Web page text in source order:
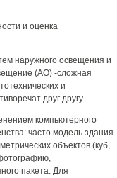
и оценка
наружного освещения и
(АО) -сложная
и
друг другу.
компьютерного
часто модель здания
объектов (куб,
пакета. Для